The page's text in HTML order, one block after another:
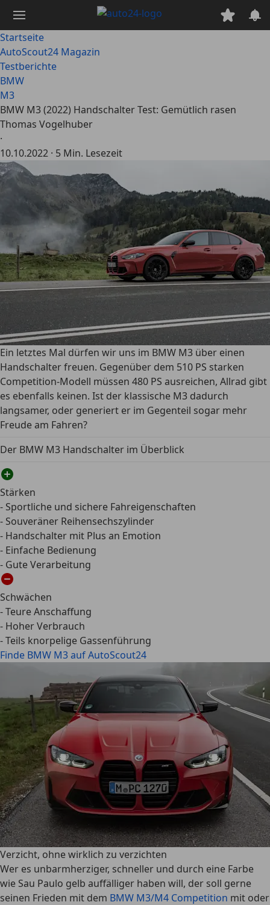
Hauptinhalt
springen
Startseite
AutoScout24 Magazin
Testberichte
BMW
M3
BMW M3 (2022) Handschalter Test: Gemütlich rasen
Thomas Vogelhuber
·
10.10.2022 · 5 Min. Lesezeit
Ein letztes Mal dürfen wir uns im BMW M3 über einen
Handschalter freuen. Gegenüber dem 510 PS starken
Competition-Modell müssen 480 PS ausreichen, Allrad gibt
es ebenfalls keinen. Ist der klassische M3 dadurch
langsamer, oder generiert er im Gegenteil sogar mehr
Freude am Fahren?
Der BMW M3 Handschalter im Überblick
Stärken
- Sportliche und sichere Fahreigenschaften
- Souveräner Reihensechszylinder
- Handschalter mit Plus an Emotion
- Einfache Bedienung
- Gute Verarbeitung
Schwächen
- Teure Anschaffung
- Hoher Verbrauch
- Teils knorpelige Gassenführung
Finde BMW M3 auf AutoScout24
Verzicht, ohne wirklich zu verzichten
Wer es unbarmherziger, schneller und durch eine Farbe
wie Sau Paulo gelb auffälliger haben will, der soll gerne
seinen Frieden mit dem BMW M3/M4 Competition mit oder